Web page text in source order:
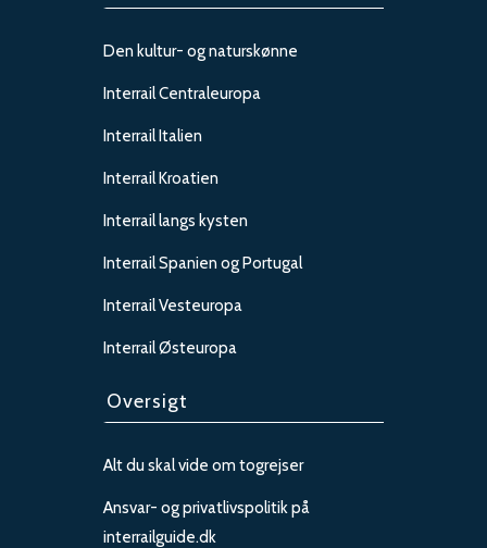
Den kultur- og naturskønne
Interrail Centraleuropa
Interrail Italien
Interrail Kroatien
Interrail langs kysten
Interrail Spanien og Portugal
Interrail Vesteuropa
Interrail Østeuropa
Oversigt
Alt du skal vide om togrejser
Ansvar- og privatlivspolitik på
interrailguide.dk